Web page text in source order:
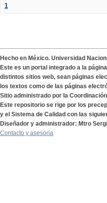
1
Hecho en México. Universidad
Este es un portal integrado a la
distintos sitios web, sean páginas
los textos como de las páginas
Sitio administrado por la
Este repositorio se rige por los
y el Sistema de Calidad con las
Diseñador y administrador: Mtro
Contacto y asesoría